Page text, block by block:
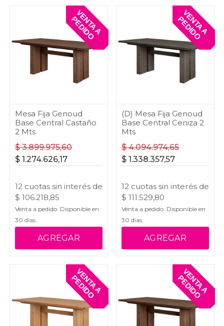
Mesa Fija Genoud
Base Central Castaño
2 Mts
$3.899.975,60
$ 1.274.626,17
12 cuotas sin interés de
$ 106.218,85
Venta a pedido. Disponible en
30 dias.
AGREGAR
V
E
N
T
A
A
P
E
D
I
D
O
(D) Mesa Fija Genoud
Base Central Ceniza 2
Mts
$4.094.974,65
$ 1.338.357,57
12 cuotas sin interés de
$ 111.529,80
Venta a pedido. Disponible en
30 dias.
AGREGAR
V
E
N
T
A
A
P
E
D
I
D
O
V
E
N
T
A
A
P
E
D
I
D
O V
E
N
T
A
A
P
E
D
I
D
O